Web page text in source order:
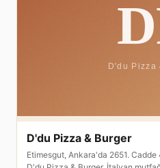
D'du Pizza & Burger
Etimesgut, Ankara'da 2651.